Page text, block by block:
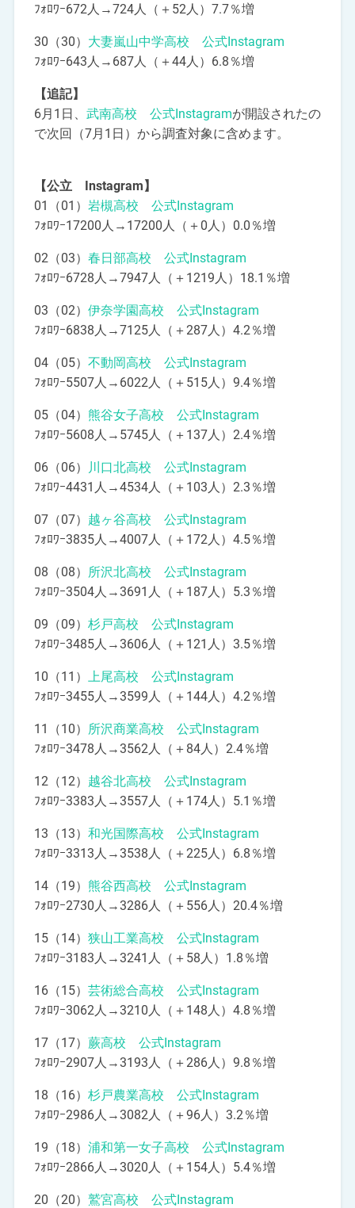
ﾌｫﾛﾜｰ672人→724人（＋52人）7.7％増
30（30） 大妻嵐山中学高校 公式Instagram
ﾌｫﾛﾜｰ643人→687人（＋44人）6.8％増
【追記】
6月1日、 武南高校 公式Instagramが開設されたの
で次回（7月1日）から調査対象に含めます。
【公立 Instagram】
01（01） 岩槻高校 公式Instagram
ﾌｫﾛﾜｰ17200人→17200人（＋0人）0.0％増
02（03） 春日部高校 公式Instagram
ﾌｫﾛﾜｰ6728人→7947人（＋1219人）18.1％増
03（02） 伊奈学園高校 公式Instagram
ﾌｫﾛﾜｰ6838人→7125人（＋287人）4.2％増
04（05） 不動岡高校 公式Instagram
ﾌｫﾛﾜｰ5507人→6022人（＋515人）9.4％増
05（04） 熊谷女子高校 公式Instagram
ﾌｫﾛﾜｰ5608人→5745人（＋137人）2.4％増
06（06）
川口北高校 公式Instagram
ﾌｫﾛﾜｰ4431人→4534人（＋103人）2.3％増
07（07） 越ヶ谷高校 公式Instagram
ﾌｫﾛﾜｰ3835人→4007人（＋172人）4.5％増
08（08） 所沢北高校 公式Instagram
ﾌｫﾛﾜｰ3504人→3691人（＋187人）5.3％増
09（09） 杉戸高校 公式Instagram
ﾌｫﾛﾜｰ3485人→3606人（＋121人）3.5％増
10（11） 上尾高校 公式Instagram
ﾌｫﾛﾜｰ3455人→3599人（＋144人）4.2％増
11（10） 所沢商業高校 公式Instagram
ﾌｫﾛﾜｰ3478人→3562人（＋84人）2.4％増
12（12） 越谷北高校 公式Instagram
ﾌｫﾛﾜｰ3383人→3557人（＋174人）5.1％増
13（13） 和光国際高校 公式Instagram
ﾌｫﾛﾜｰ3313人→3538人（＋225人）6.8％増
14（19） 熊谷西高校 公式Instagram
ﾌｫﾛﾜｰ2730人→3286人（＋556人）20.4％増
15（14） 狭山工業高校 公式Instagram
ﾌｫﾛﾜｰ3183人→3241人（＋58人）1.8％増
16（15） 芸術総合高校 公式Instagram
ﾌｫﾛﾜｰ3062人→3210人（＋148人）4.8％増
17（17） 蕨高校 公式Instagram
ﾌｫﾛﾜｰ2907人→3193人（＋286人）9.8％増
18（16） 杉戸農業高校 公式Instagram
ﾌｫﾛﾜｰ2986人→3082人（＋96人）3.2％増
19（18） 浦和第一女子高校 公式Instagram
ﾌｫﾛﾜｰ2866人→3020人（＋154人）5.4％増
20（20） 鷲宮高校 公式Instagram